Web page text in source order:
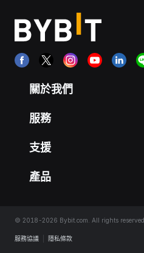
關於我們
服務
支援
產品
© 2018-2026 Bybit.com. All rights reserved.
服務協議 隱私條款